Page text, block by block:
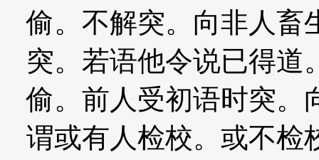
偷。不解突。向非人畜
突。若语他令说已得道
偷。前人受初语时突。
谓或有人检校。或不检